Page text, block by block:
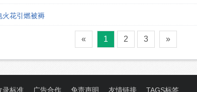
火花引燃被褥
« 1 2 3 »
录标准 广告合作 免责声明 友情链接 TAGS标签